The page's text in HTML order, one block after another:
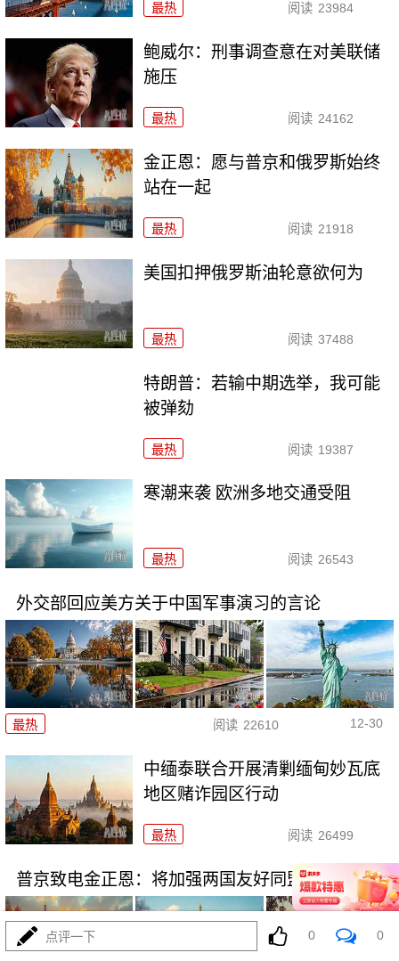
最热 阅读 23984
鲍威尔：刑事调查意在对美联储
施压
最热 阅读 24162
金正恩：愿与普京和俄罗斯始终
站在一起
最热 阅读 21918
美国扣押俄罗斯油轮意欲何为
最热 阅读 37488
特朗普：若输中期选举，我可能
被弹劾
最热 阅读 19387
寒潮来袭 欧洲多地交通受阻
最热 阅读 26543
外交部回应美方关于中国军事演习的言论
最热 阅读 22610 12-30
中缅泰联合开展清剿缅甸妙瓦底
地区赌诈园区行动
最热 阅读 26499
普京致电金正恩：将加强两国友好同盟关系
点评一下 0 0